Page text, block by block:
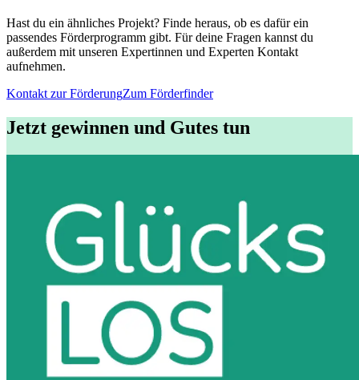
Hast du ein ähnliches Projekt? Finde heraus, ob es dafür ein
passendes Förderprogramm gibt. Für deine Fragen kannst du
außerdem mit unseren Expertinnen und Experten Kontakt
aufnehmen.
Kontakt zur FörderungZum Förderfinder
Jetzt gewinnen und Gutes tun